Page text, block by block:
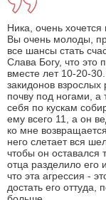
Ника, очень
Вы очень молоды,
все шансы стать
Слава Богу, что это
вместе лет 10-20-
закидонов
почву под ногами,
себя по кускам
ему всего 11, а он
ко мне
него слетает вся
чтобы он оставался
отца разделило
что эта агрессия -
достать его оттуда,